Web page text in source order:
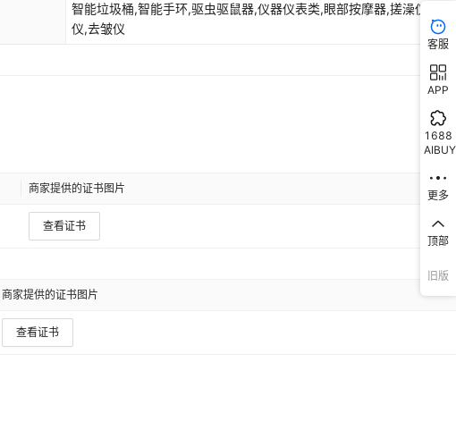
智能垃圾桶,智能手环,驱虫驱鼠器,仪器仪表类,眼部按摩器,搓澡仪,射
仪,去皱仪
商家提供的证书图片
查看证书
商家提供的证书图片
查看证书
客服
APP
1688
AIBUY
更多
顶部
旧版